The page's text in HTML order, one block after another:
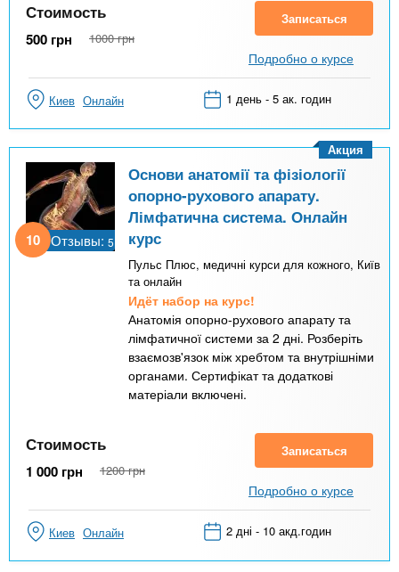
Стоимость
500 грн 1000 грн
Записаться
Подробно о курсе
Киев Онлайн 1 день - 5 ак. годин
10 Отзывы: 5
Основи анатомії та фізіології
опорно-рухового апарату.
Лімфатична система. Онлайн
курс
Пульс Плюс, медичні курси для кожного, Київ
та онлайн
Идёт набор на курс!
Анатомія опорно-рухового апарату та
лімфатичної системи за 2 дні. Розберіть
взаємозв'язок між хребтом та внутрішніми
органами. Сертифікат та додаткові
матеріали включені.
Акция
Стоимость
1 000 грн 1200 грн
Записаться
Подробно о курсе
Киев Онлайн 2 дні - 10 акд.годин